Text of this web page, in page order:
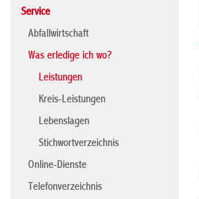
Service
Abfallwirtschaft
Was erledige ich wo?
Leistungen
Kreis-Leistungen
Lebenslagen
Stichwortverzeichnis
Online-Dienste
Telefonverzeichnis